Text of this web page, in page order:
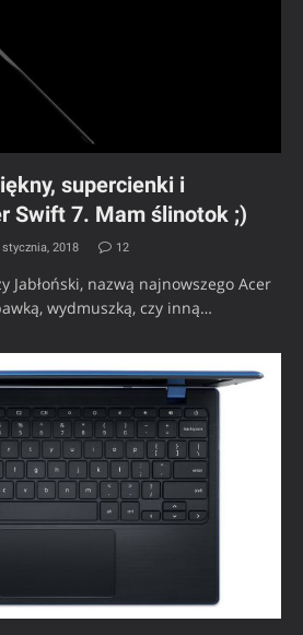
supercienki i
Swift 7. Mam ślinotok ;)
stycznia, 2018 12
Jabłoński, nazwą najnowszego Acer
wydmuszką, czy inną…